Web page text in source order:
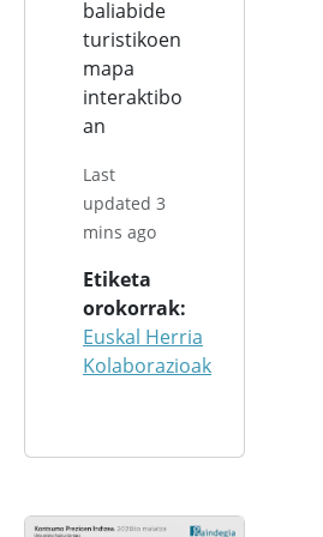
baliabide
turistikoen
mapa
interaktibo
an
Last
updated 3
mins ago
Etiketa
orokorrak
Euskal Herria
Kolaborazioak